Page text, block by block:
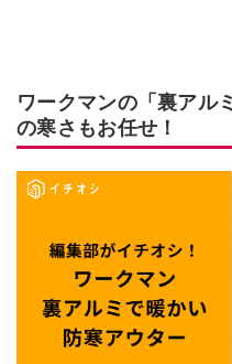
ワークマンの「裏アル
の寒さもお任せ！